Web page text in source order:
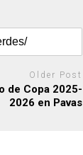
Older Post
de Copa 2025-
2026 en Pavas